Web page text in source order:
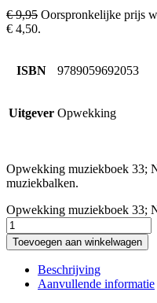
€9,95 Oorspronkelijke prijs
€ 4,50.
ISBN 9789059692053
Uitgever Opwekking
Opwekking muziekboek 33;
muziekbalken.
Opwekking muziekboek 33;
Toevoegen aan winkelwagen
Beschrijving
Aanvullende informatie